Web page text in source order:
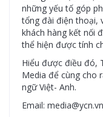
những yếu tố góp
tổng đài điện thoại,
khách hàng kết nối
thể hiện được tính
Hiểu được điều đó,
Media để cùng cho
ngữ Việt- Anh.
Email: media@ycn.vn